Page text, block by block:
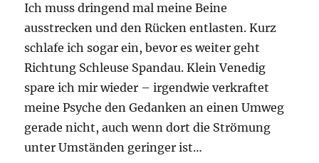
Ich muss dringend mal meine Beine
ausstrecken und den Rücken entlasten. Kurz
schlafe ich sogar ein, bevor es weiter geht
Richtung Schleuse Spandau. Klein Venedig
spare ich mir wieder – irgendwie verkraftet
meine Psyche den Gedanken an einen Umweg
gerade nicht, auch wenn dort die Strömung
unter Umständen geringer ist…